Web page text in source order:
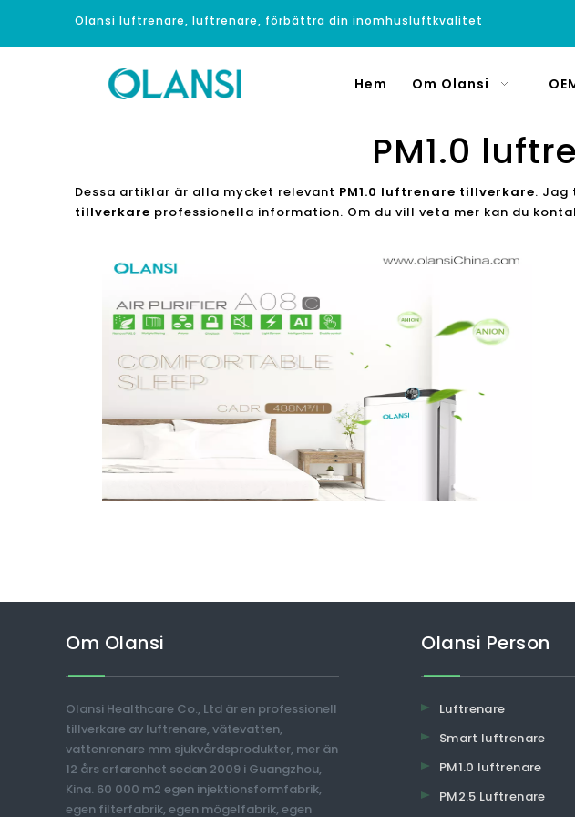
Olansi luftrenare, luftrenare, förbättra din inomhusluftkvalitet
Hem Om Olansi
PM1.0
Dessa artiklar är alla mycket relevant PM1.0 luftrenare tillverkare. Jag
tillverkare professionella information. Om du vill veta mer kan du
Om Olansi
Olansi Healthcare Co., Ltd är en professionell
tillverkare av luftrenare, vätevatten,
vattenrenare mm sjukvårdsprodukter, mer än
12 års erfarenhet sedan 2009 i Guangzhou,
Kina. 60 000 m2 egen injektionsformfabrik,
egen filterfabrik, egen mögelfabrik, egen
Olansi Person
Luftrenare
Smart luftrenare
PM1.0 luftrenare
PM2.5 Luftrenare